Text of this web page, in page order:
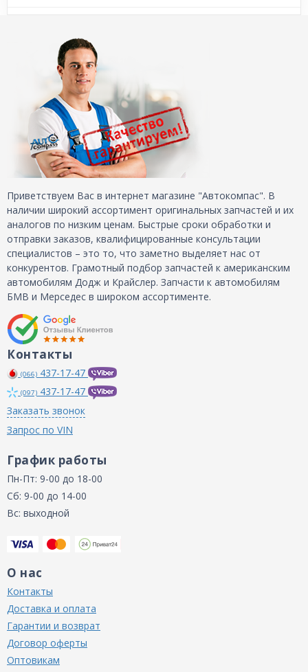
Приветствуем Вас в интернет магазине "Автокомпас". В
наличии широкий ассортимент оригинальных запчастей и их
аналогов по низким ценам. Быстрые сроки обработки и
отправки заказов, квалифицированные консультации
специалистов – это то, что заметно выделяет нас от
конкурентов. Грамотный подбор запчастей к американским
автомобилям Додж и Крайслер. Запчасти к автомобилям
БМВ и Мерседес в широком ассортименте.
Контакты
(066) 437-17-47
(097) 437-17-47
Заказать звонок
Запрос по VIN
График работы
Пн-Пт: 9-00 до 18-00
Сб: 9-00 до 14-00
Вс: выходной
О нас
Контакты
Доставка и оплата
Гарантии и возврат
Договор оферты
Оптовикам